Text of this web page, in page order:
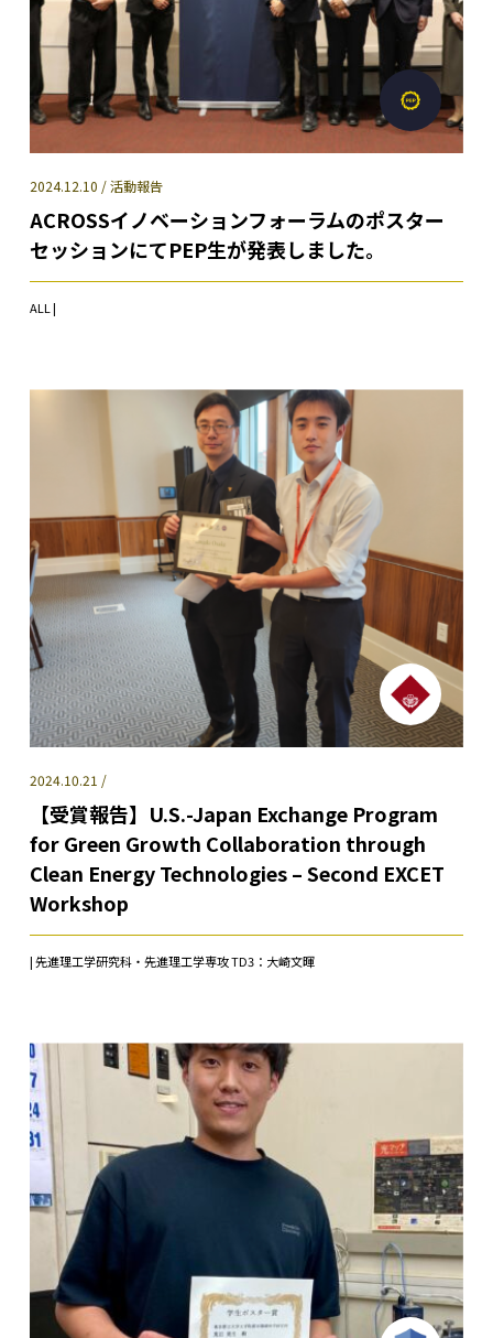
2024.12.10 / 活動報告
ACROSSイノベーションフォーラムのポスター
セッションにてPEP生が発表しました。
ALL |
2024.10.21 /
【受賞報告】U.S.-Japan Exchange Program
for Green Growth Collaboration through
Clean Energy Technologies – Second EXCET
Workshop
| 先進理工学研究科・先進理工学専攻 TD3：大崎文暉